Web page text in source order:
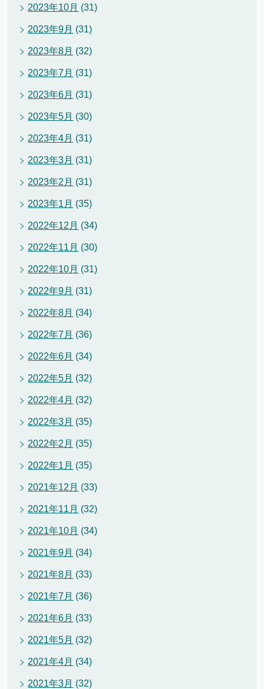
2023年10月 (31)
2023年9月 (31)
2023年8月 (32)
2023年7月 (31)
2023年6月 (31)
2023年5月 (30)
2023年4月 (31)
2023年3月 (31)
2023年2月 (31)
2023年1月 (35)
2022年12月 (34)
2022年11月 (30)
2022年10月 (31)
2022年9月 (31)
2022年8月 (34)
2022年7月 (36)
2022年6月 (34)
2022年5月 (32)
2022年4月 (32)
2022年3月 (35)
2022年2月 (35)
2022年1月 (35)
2021年12月 (33)
2021年11月 (32)
2021年10月 (34)
2021年9月 (34)
2021年8月 (33)
2021年7月 (36)
2021年6月 (33)
2021年5月 (32)
2021年4月 (34)
2021年3月 (32)